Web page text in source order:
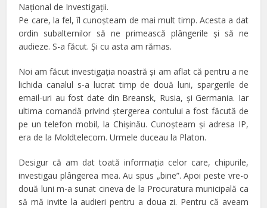
Naţional de Investigaţii.
Pe care, la fel, îl cunoşteam de mai mult timp. Acesta a dat
ordin subalternilor să ne primească plângerile şi să ne
audieze. S-a făcut. Şi cu asta am rămas.
Noi am făcut investigaţia noastră şi am aflat că pentru a ne
lichida canalul s-a lucrat timp de două luni, spargerile de
email-uri au fost date din Breansk, Rusia, şi Germania. Iar
ultima comandă privind ştergerea contului a fost făcută de
pe un telefon mobil, la Chişinău. Cunoşteam şi adresa IP,
era de la Moldtelecom. Urmele duceau la Platon.
Desigur că am dat toată informaţia celor care, chipurile,
investigau plângerea mea. Au spus „bine”. Apoi peste vre-o
două luni m-a sunat cineva de la Procuratura municipală ca
să mă invite la audieri pentru a doua zi. Pentru că aveam